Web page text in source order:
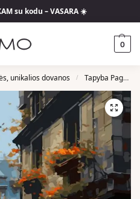
su kodu – VASARA ☀️
0
unikalios dovanos / Tapyba Pagal Skaičius